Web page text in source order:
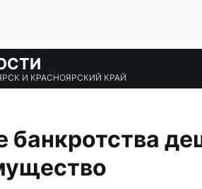
И КРАСНОЯРСКИЙ КРАЙ
банкротства